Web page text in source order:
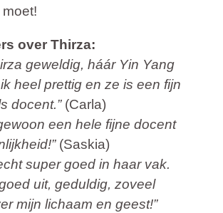
over Thirza:
geweldig, háár Yin Yang
heel prettig en ze is een fijn
docent.”(Carla)
een hele fijne docent
(Saskia)
super goed in haar vak.
uit, geduldig, zoveel
mijn lichaam en geest!”